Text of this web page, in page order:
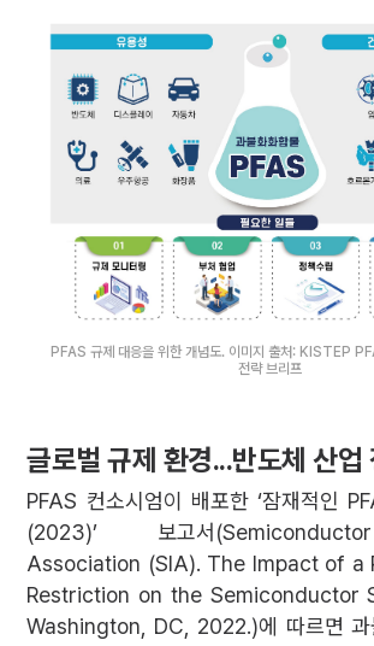
PFAS 규제 대응을 위한 개념도. 이미지 출처: KISTEP
전략 브리프
글로벌 규제 환경...반도체 산업
PFAS 컨소시엄이 배포한 ‘잠재적인
(2023)’ 보고서
Association (SIA). The Impact of a
Restriction on the Semiconductor
Washington, DC, 2022.)에 따르면 과